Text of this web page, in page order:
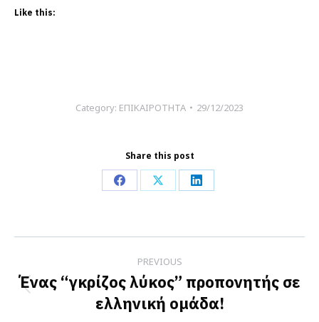
Like this:
Category: ΕΠΙΚΑΙΡΟΤΗΤΑ 29/12/2023
Share this post
Share Share Share
navigation
PREVIOUS
Previous
post:
Ένας “γκρίζος λύκος” προπονητής σε
ελληνική ομάδα!